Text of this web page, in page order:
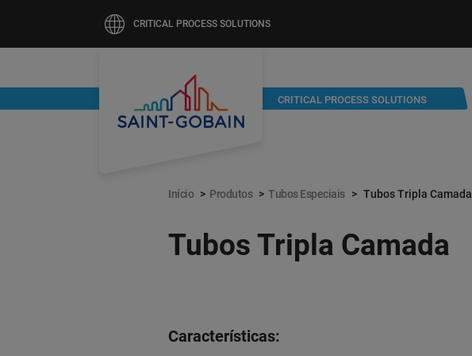
Pular
CRITICAL PROCESS SOLUTIONS
CRITICAL PROCESS SOLUTIONS
Tubos Tripla Camada
Início Produtos Tubos Especiais Tubos Tripla Camada
Características: